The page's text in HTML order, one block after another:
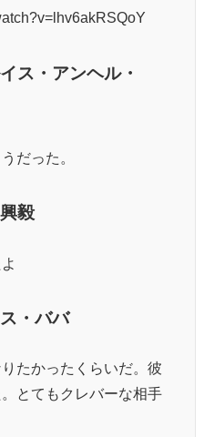
ス・アンヘル・
だった。
毅
・ババ
たかったくらいだ。彼
とてもクレバーな相手